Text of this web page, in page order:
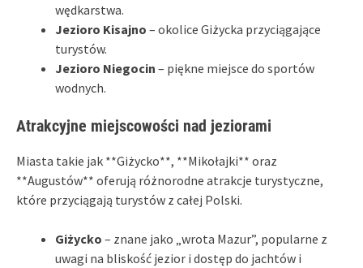
wędkarstwa.
Jezioro Kisajno – okolice Giżycka przyciągające
turystów.
Jezioro Niegocin – piękne miejsce do sportów
wodnych.
Atrakcyjne miejscowości nad jeziorami
Miasta takie jak **Giżycko**, **Mikołajki** oraz
**Augustów** oferują różnorodne atrakcje turystyczne,
które przyciągają turystów z całej Polski.
Giżycko – znane jako „wrota Mazur”, popularne z
uwagi na bliskość jezior i dostęp do jachtów i